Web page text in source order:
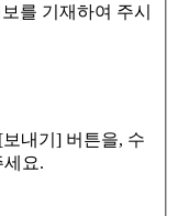
를 기재하여 주시
내기] 버튼을, 수
요.